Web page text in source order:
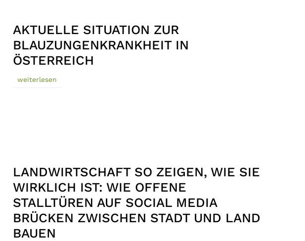
AKTUELLE SITUATION ZUR
BLAUZUNGENKRANKHEIT IN
ÖSTERREICH
weiterlesen
LANDWIRTSCHAFT SO ZEIGEN, WIE SIE
WIRKLICH IST: WIE OFFENE
STALLTÜREN AUF SOCIAL MEDIA
BRÜCKEN ZWISCHEN STADT UND LAND
BAUEN